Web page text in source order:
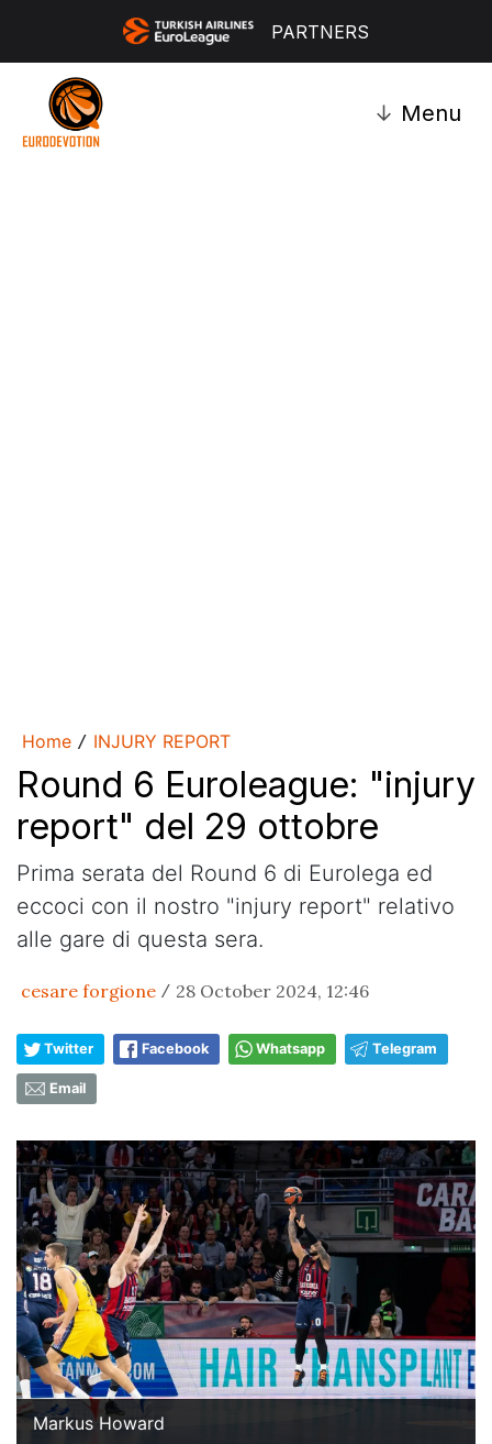
PARTNERS
↓ Menu
Home / INJURY REPORT
Round 6 Euroleague: "injury
report" del 29 ottobre
Prima serata del Round 6 di Eurolega ed
eccoci con il nostro "injury report" relativo
alle gare di questa sera.
cesare forgione / 28 October 2024, 12:46
Twitter Facebook Whatsapp Telegram
Email
Markus Howard